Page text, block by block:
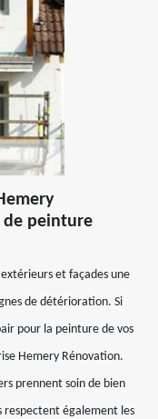
peinture
et façades une
de détérioration. Si
pour la peinture de vos
Hemery Rénovation.
prennent soin de bien
respectent également les